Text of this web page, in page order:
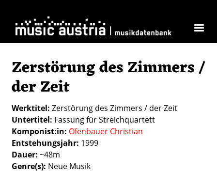
Zerstörung des Zimmers /
der Zeit
Werktitel Zerstörung des Zimmers / der Zeit
Untertitel Fassung für Streichquartett
Komponist:in Ofenbauer Christian
Entstehungsjahr 1999
Dauer ~48m
Genre(s) Neue Musik